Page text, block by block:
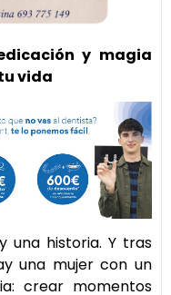
y magia
vida
una historia. Y tras
una mujer con un
crear momentos